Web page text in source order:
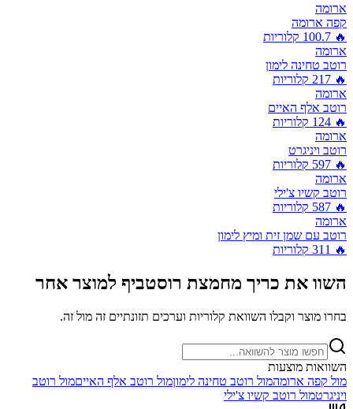
ארומה
קפה ארומה
🔥
100.7 קלוריות
ארומה
רוטב טחינה לימון
🔥
217 קלוריות
ארומה
רוטב אלף האיים
🔥
124 קלוריות
ארומה
רוטב ויניגרט
🔥
597 קלוריות
ארומה
רוטב קשיו צ'ילי
🔥
587 קלוריות
ארומה
רוטב עם שמן זית ומיץ לימון
🔥
311 קלוריות
השוו את כריך מחמצת רוסטביף למוצר אחר
בחרו מוצר וקבלו השוואת קלוריות וערכים תזונתיים זה מול זה.
השוואות מוצעות
מול קפה ארומהמול רוטב טחינה לימוןמול רוטב אלף האייםמול רוטב
ויניגרטמול רוטב קשיו צ'ילי